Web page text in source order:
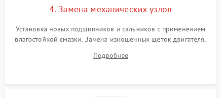
4. Замена механических узлов
Установка новых подшипников и сальников с применением
влагостойкой смазки. Замена изношенных щеток двигателя,
или поврежденной резиновой манжеты.
Подробнее